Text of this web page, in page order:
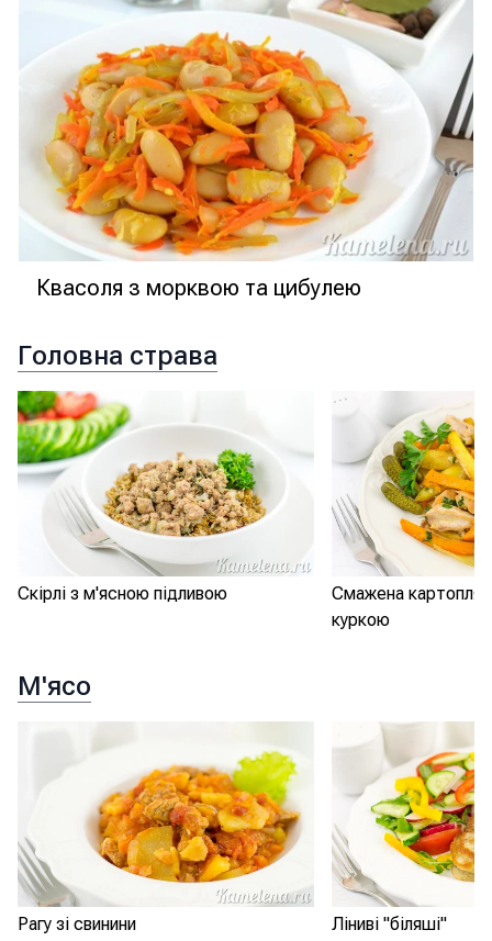
Квасоля з морквою та цибулею
Головна страва
Скірлі з м'ясною підливою
Смажена картопля
куркою
М'ясо
Рагу зі свинини Ліниві "біляші"